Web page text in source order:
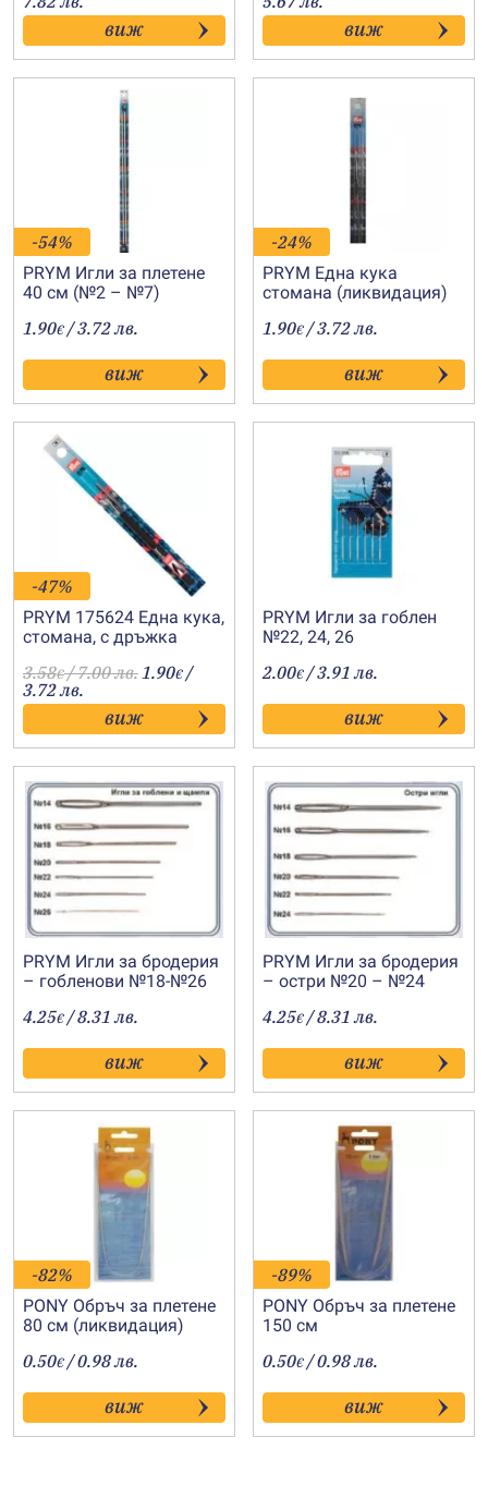
3.60€
through
4.00€
виж
1.20€
through
2.90€
виж
-54%
PRYM Игли за плетене
40 см (№2 – №7)
1.90€ / 3.72 лв.
виж
-24%
PRYM Една кука
стомана (ликвидация)
1.90€ / 3.72 лв.
виж
-47%
PRYM 175624 Една кука,
стомана, с дръжка
3.58€/ 7.00 лв.1.90€ /
3.72 лв.
виж
PRYM Игли за гоблен
№22, 24, 26
2.00€ / 3.91 лв.
виж
PRYM Игли за бродерия
– гобленови №18-№26
4.25€ / 8.31 лв.
виж
PRYM Игли за бродeрия
– остри №20 – №24
4.25€ / 8.31 лв.
виж
-82%
PONY Обръч за плетене
80 см (ликвидация)
0.50€ / 0.98 лв.
виж
-89%
PONY Обръч за плетене
150 см
0.50€ / 0.98 лв.
виж